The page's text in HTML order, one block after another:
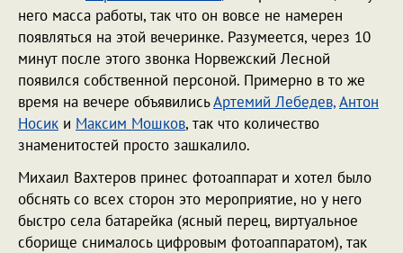
него масса работы, так что он вовсе не намерен
появляться на этой вечеринке. Разумеется, через 10
минут после этого звонка Норвежский Лесной
появился собственной персоной. Примерно в то же
время на вечере объявилисьАртемий Лебедев,Антон
Носик и Максим Мошков, так что количество
знаменитостей просто зашкалило.
Михаил Вахтеров принес фотоаппарат и хотел было
обснять со всех сторон это мероприятие, но у него
быстро села батарейка (ясный перец, виртуальное
сборище снималось цифровым фотоаппаратом), так